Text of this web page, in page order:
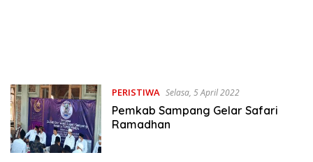
PERISTIWA Selasa, 5 April 2022
Pemkab Sampang Gelar Safari
Ramadhan